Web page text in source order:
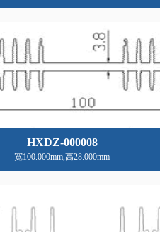
HXDZ-000008
宽100.000mm,高28.000mm